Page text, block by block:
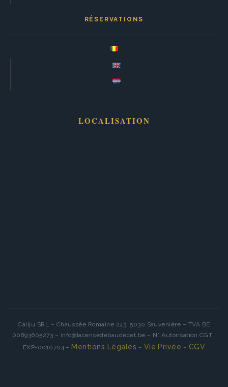
RÉSERVATIONS
LOCALISATION
Caliju SRL – Chaussée Romaine 243, 5030 Sauvenière – TVA BE
00893605273 – info@lacensedebaudecet.be – N° Autorisation CGT :
EXP-0010704 – Mentions Légales – Vie Privée – CGV